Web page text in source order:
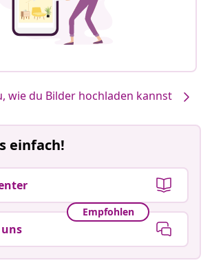
wie du Bilder hochladen kannst
einfach!
Empfohlen